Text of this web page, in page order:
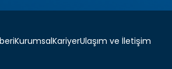
KurumsalKariyerUlaşım ve İletişim